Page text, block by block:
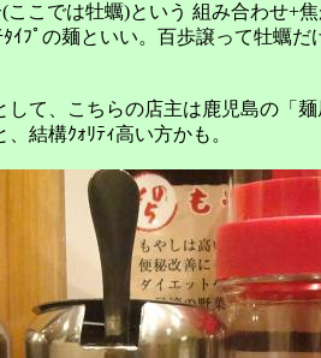
ここでは牡蠣)という 組み合わせ+
ﾀｲﾌﾟの麺といい。百歩譲って牡蠣だ
て、こちらの店主は鹿児島の「
結構ｸｫﾘﾃｨ高い方かも。